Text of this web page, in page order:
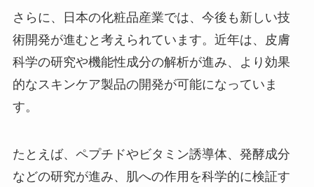
さらに、日本の化粧品産業では、今後も新しい技
術開発が進むと考えられています。近年は、皮膚
科学の研究や機能性成分の解析が進み、より効果
的なスキンケア製品の開発が可能になっていま
す。
たとえば、ペプチドやビタミン誘導体、発酵成分
などの研究が進み、肌への作用を科学的に検証す